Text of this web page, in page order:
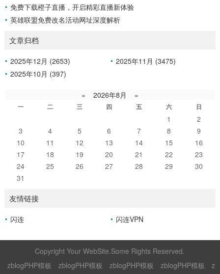
免费下载橙子直播，开启精彩直播新体验
英雄联盟免费改名活动网址深度解析
文章归档
2025年12月 (2653)
2025年11月 (3475)
2025年10月 (397)
« 2026年8月 »
一 二 三 四 五 六 日
1
2
3
4 5 6 7 8
9
10
11 12 13 14 15
16
17
18 19 20 21 22
23
24
25 26 27 28 29
30
31
友情链接
闪连 闪连VPN
Copyright Your WebSite.Some Rights Reserved.
zblogPHP模板
zblogPHP模板 zblogPHP模板 zblogPHP模板
z